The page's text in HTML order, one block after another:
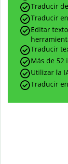
Traducir
Traducir
Editar
Traducir
Más de 52
Utilizar la
Traducir